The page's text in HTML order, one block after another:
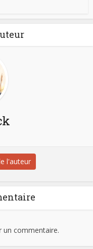
l'auteur
un commentaire.